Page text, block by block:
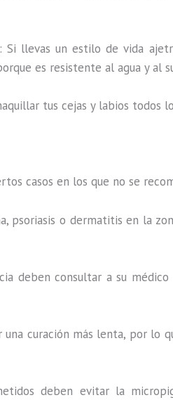
Si llevas un estilo de vida
es resistente al agua y al
tus cejas y labios todos
casos en los que no se
psoriasis o dermatitis en la
deben consultar a su
curación más lenta, por lo
deben evitar la